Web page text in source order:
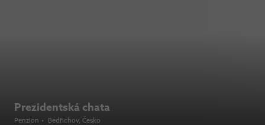
Prezidentská chata
Penzion • Bedřichov, Česko